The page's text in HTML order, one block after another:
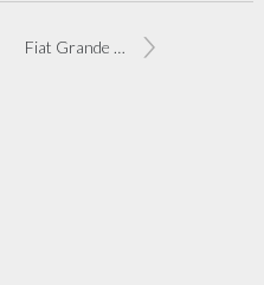
Fiat Grande Punto ook op aardgas